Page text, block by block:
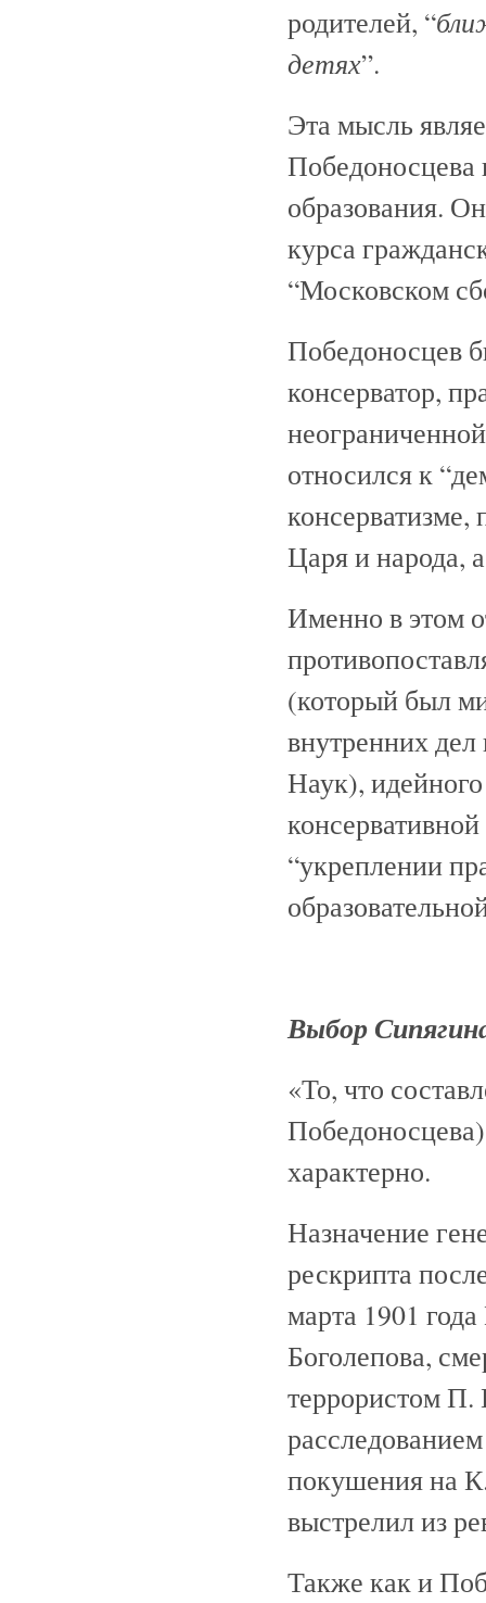
родителей, “
детях”.
Эта мысль
Победоносцева
образования.
курса
“Московском
Победоносцев
консерватор,
относился к
Царя и народа,
Именно в этом
(который был
внутренних
Наук),
“укреплении
Выбор
«То, что
характерно.
Назначение
рескрипта
марта 1901
Боголепова,
террористом
покушения на
выстрелил из
Также как и